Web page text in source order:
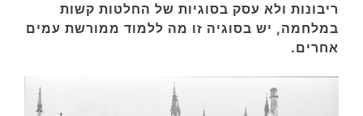
ריבונות ולא עסק בסוגיות של החלטות קשות
במלחמה, יש בסוגיה זו מה ללמוד ממורשת עמים
אחרים.